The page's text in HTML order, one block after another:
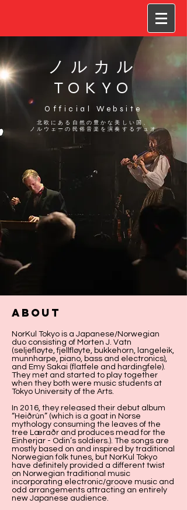
ノルカル
TOKYO
Official Website
北欧にある自然の豊かな美しい国、
ノルウェーの民俗音楽を演奏するデュオ
ABOUT
NorKul Tokyo is a Japanese/Norwegian
duo consisting of Morten J. Vatn
(seljefløyte, fjellfløyte, bukkehorn, langeleik,
munnharpe, piano, bass and electronics),
and Emy Sakai (flatfele and hardingfele).
They met and started to play together
when they both were music students at
Tokyo University of the Arts.
In 2016, they released their debut album
“Heiðrún” (which is a goat in Norse
mythology consuming the leaves of the
tree Læraðr and produces mead for the
Einherjar - Odin’s soldiers.). The songs are
mostly based on and inspired by traditional
Norwegian folk tunes, but NorKul Tokyo
have definitely provided a different twist
on Norwegian traditional music
incorporating electronic/groove music and
odd arrangements attracting an entirely
new Japanese audience.